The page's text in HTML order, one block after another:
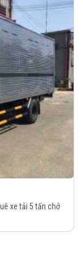
xe tải 5 tấn chở